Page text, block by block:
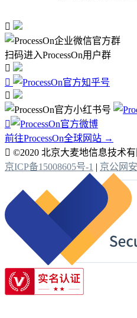

扫码进入ProcessOn用户群




前往ProcessOn全球网站 →
 ©2020 北京大麦地信息技术有
京ICP备15008605号-1 | 京公网